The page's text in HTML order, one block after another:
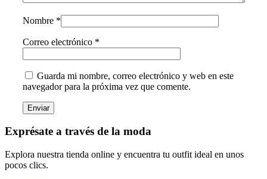
Nombre *
Correo electrónico *
Guarda mi nombre, correo electrónico y web en este
navegador para la próxima vez que comente.
Exprésate a través de la moda
Explora nuestra tienda online y encuentra tu outfit ideal en unos
pocos clics.